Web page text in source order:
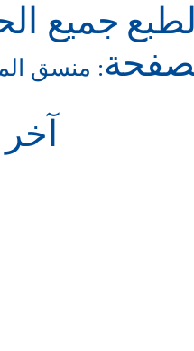
جميع
: منسق